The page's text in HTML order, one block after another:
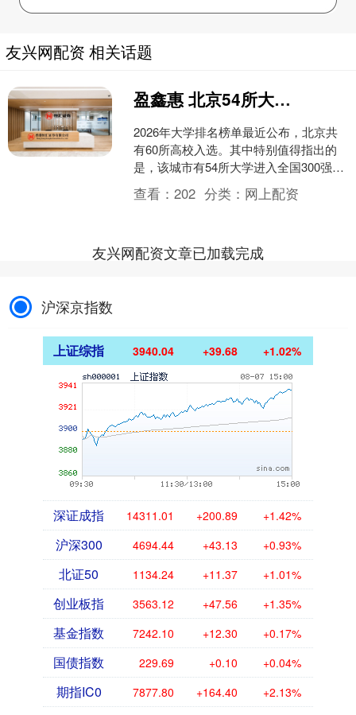
友兴网配资 相关话题
盈鑫惠 北京54所大学入围国内300强！北方工大领先北舞，北服远超北农
2026年大学排名榜单最近公布，北京共
有60所高校入选。其中特别值得指出的
是，该城市有54所大学进入全国300强，
这在全国范围内都十分突出。在这些学
校中，北方工....
查看：202 分类： 网上配资
友兴网配资文章已加载完成
沪深京指数
上证综指 3940.04 +39.68 +1.02%
深证成指 14311.01 +200.89 +1.42%
沪深300 4694.44 +43.13 +0.93%
北证50 1134.24 +11.37 +1.01%
创业板指 3563.12 +47.56 +1.35%
基金指数 7242.10 +12.30 +0.17%
国债指数 229.69 +0.10 +0.04%
期指IC0 7877.80 +164.40 +2.13%